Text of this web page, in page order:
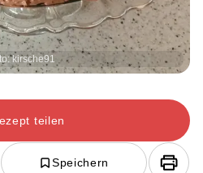
kirsche91
teilen
Speichern